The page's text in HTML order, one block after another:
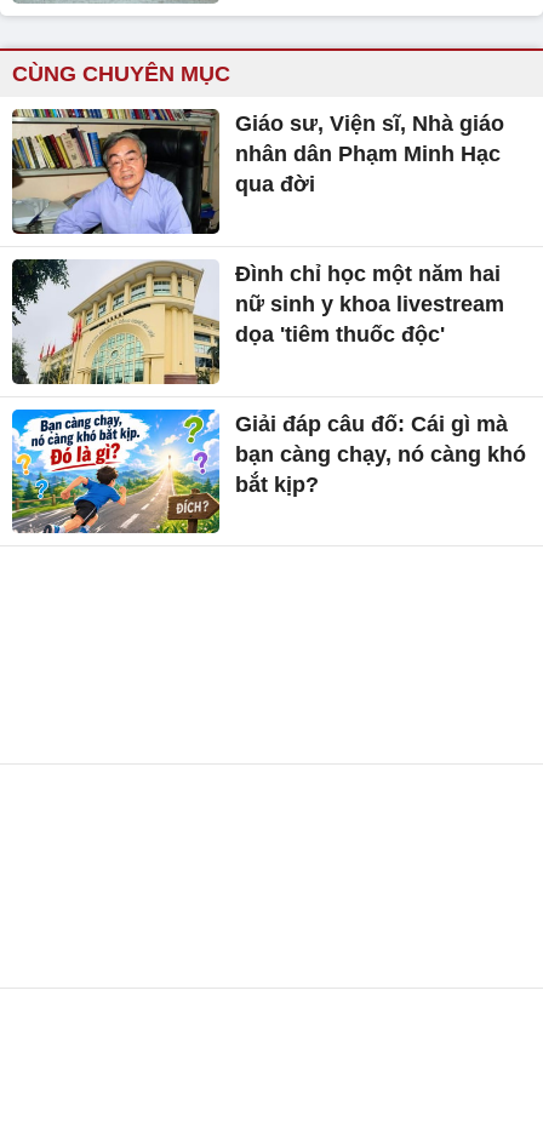
CÙNG CHUYÊN MỤC
Giáo sư, Viện sĩ, Nhà giáo
nhân dân Phạm Minh Hạc
qua đời
Đình chỉ học một năm hai
nữ sinh y khoa livestream
dọa 'tiêm thuốc độc'
Giải đáp câu đố: Cái gì mà
bạn càng chạy, nó càng khó
bắt kịp?